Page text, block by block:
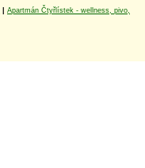
Apartmán Čtyřlístek - wellness, pivo,